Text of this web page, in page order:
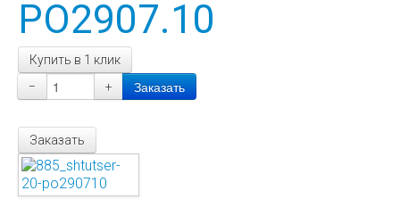
РО2907.10
Купить в 1 клик
−
+
Заказать